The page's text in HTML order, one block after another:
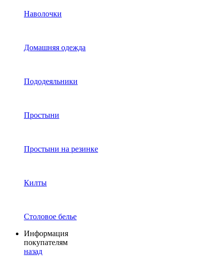
Наволочки
Домашняя одежда
Пододеяльники
Простыни
Простыни на резинке
Килты
Столовое белье
Информация
покупателям
назад